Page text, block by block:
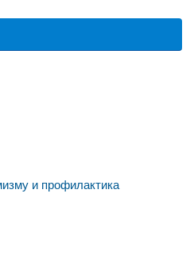
и профилактика